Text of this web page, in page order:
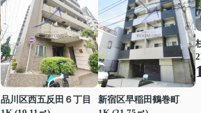
品川区西五反田６丁目
新宿区早稲田鶴巻町